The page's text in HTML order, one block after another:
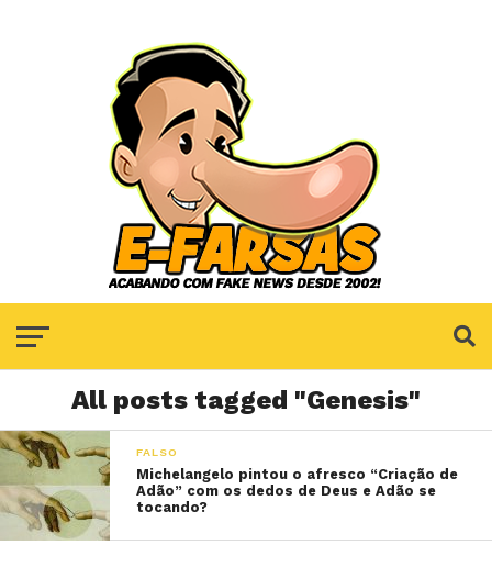
All posts tagged "Genesis"
FALSO
Michelangelo pintou o afresco “Criação de
Adão” com os dedos de Deus e Adão se
tocando?